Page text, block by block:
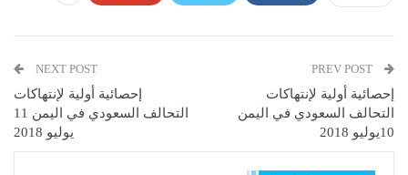
إحصائية أولية لإنتهاكات
التحالف السعودي في اليمن
10يوليو 2018
NEXT POST
إحصائية أولية لإنتهاكات
التحالف السعودي في اليمن 11
يوليو 2018